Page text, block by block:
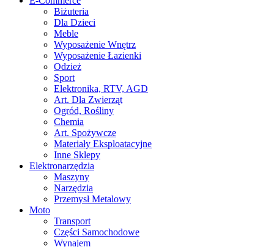
Biżuteria
Dla Dzieci
Meble
Wyposażenie Wnętrz
Wyposażenie Łazienki
Odzież
Sport
Elektronika, RTV, AGD
Art. Dla Zwierząt
Ogród, Rośliny
Chemia
Art. Spożywcze
Materiały Eksploatacyjne
Inne Sklepy
Elektronarzędzia
Maszyny
Narzędzia
Przemysł Metalowy
Moto
Transport
Części Samochodowe
Wynajem